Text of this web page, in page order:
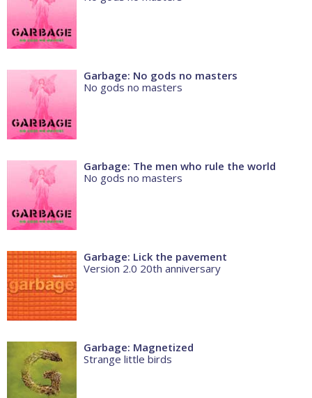
Garbage: No gods no masters
No gods no masters
Garbage: The men who rule the world
No gods no masters
Garbage: Lick the pavement
Version 2.0 20th anniversary
Garbage: Magnetized
Strange little birds